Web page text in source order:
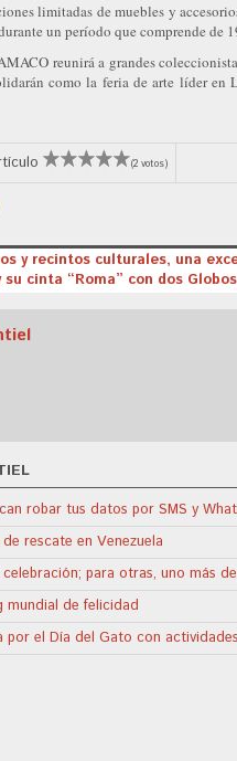
limitadas de muebles y
un período que comprende de
reunirá a grandes
como la feria de arte líder en
(2 votos)
y recintos culturales, una
cinta “Roma” con dos
robar tus datos por SMS y
rescate en Venezuela
para otras, uno más
mundial de felicidad
el Día del Gato con